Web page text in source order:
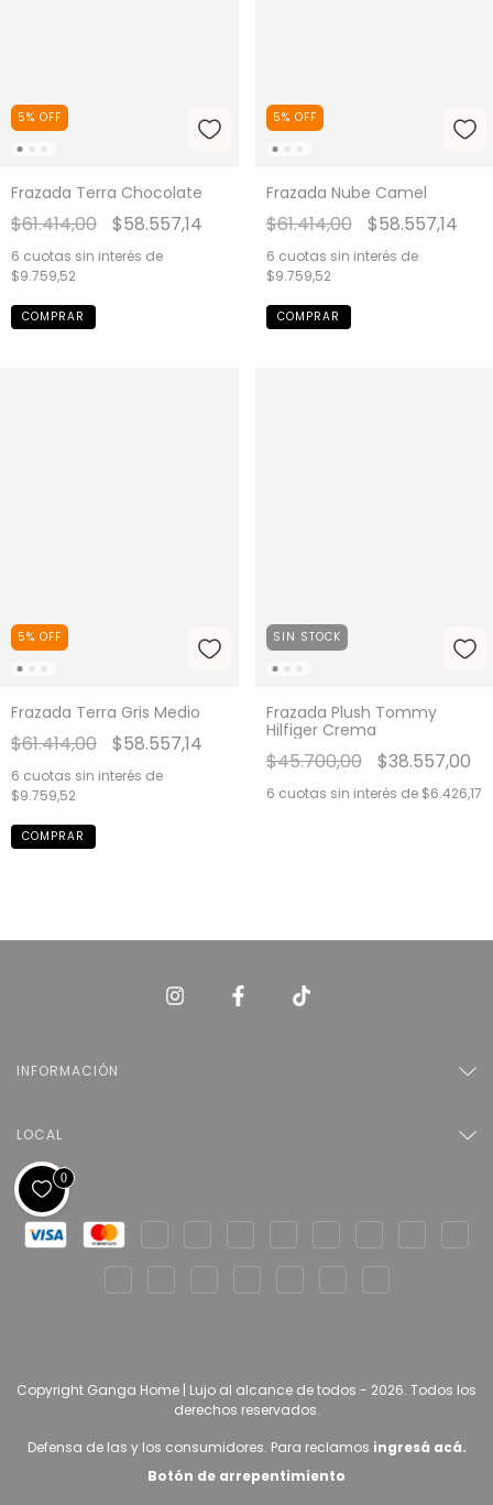
5% OFF
Frazada Terra Chocolate
$61.414,00 $58.557,14
6 cuotas sin interés de
$9.759,52
COMPRAR
5% OFF
Frazada Nube Camel
$61.414,00 $58.557,14
6 cuotas sin interés de
$9.759,52
COMPRAR
5% OFF
Frazada Terra Gris Medio
$61.414,00 $58.557,14
6 cuotas sin interés de
$9.759,52
COMPRAR
SIN STOCK
Frazada Plush Tommy
Hilfiger Crema
$45.700,00 $38.557,00
6 cuotas sin interés de $6.426,17
INFORMACIÓN
LOCAL
Copyright Ganga Home | Lujo al alcance de todos - 2026. Todos los
derechos reservados.
Defensa de las y los consumidores. Para reclamos ingresá acá.
Botón de arrepentimiento
0